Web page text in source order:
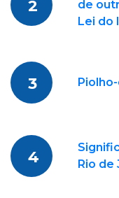
2
de
Lei do
3
4
Rio de